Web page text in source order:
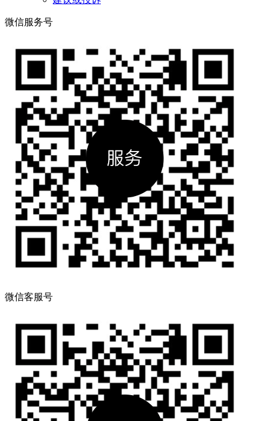
微信服务号
微信客服号